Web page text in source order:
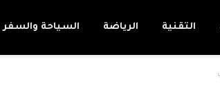
التقنية الرياضة السياحة والسفر